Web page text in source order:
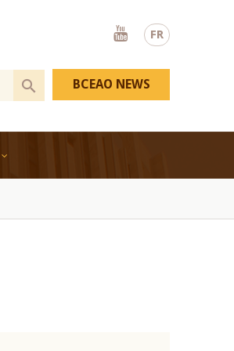
FR
Youtube
BCEAO NEWS